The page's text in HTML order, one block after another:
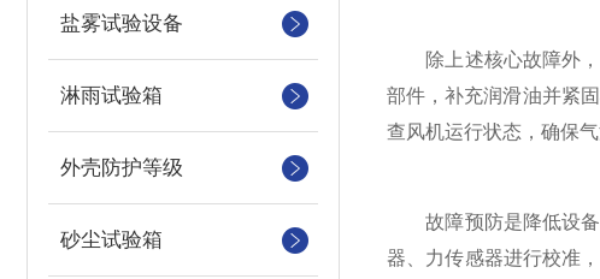
盐雾试验设备
淋雨试验箱
外壳防护等级
砂尘试验箱
除上述核心故障外，
部件，补充润滑油并紧
查风机运行状态，确保气
故障预防是降低设备
器、力传感器进行校准